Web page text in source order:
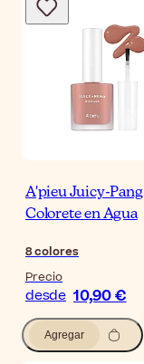
A'pieu Juicy-Pang
Colorete en Agua
8colores
Precio
desde 10,90 €
Agregar